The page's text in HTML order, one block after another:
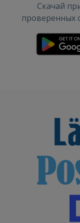
Скачай
проверенных